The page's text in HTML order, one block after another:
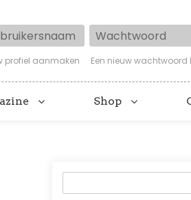
Wachtwoord
profiel aanmaken Een nieuw wachtwoord
Shop